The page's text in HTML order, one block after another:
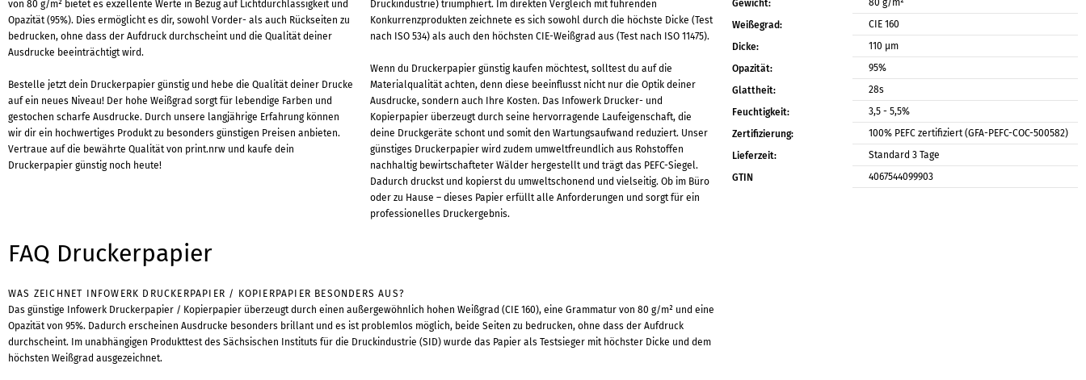
von 80 g/m² bietet es exzellente Werte in Bezug auf Lichtdurchlässigkeit und
Opazität (95%). Dies ermöglicht es dir, sowohl Vorder- als auch Rückseiten zu
bedrucken, ohne dass der Aufdruck durchscheint und die Qualität deiner
Ausdrucke beeinträchtigt wird.
Bestelle jetzt dein Druckerpapier günstig und hebe die Qualität deiner Drucke
auf ein neues Niveau! Der hohe Weißgrad sorgt für lebendige Farben und
gestochen scharfe Ausdrucke. Durch unsere langjährige Erfahrung können
wir dir ein hochwertiges Produkt zu besonders günstigen Preisen anbieten.
Vertraue auf die bewährte Qualität von print.nrw und kaufe dein
Druckerpapier günstig noch heute!
Druckindustrie) triumphiert. Im direkten Vergleich mit führenden
Konkurrenzprodukten zeichnete es sich sowohl durch die höchste Dicke (Test
nach ISO 534) als auch den höchsten CIE-Weißgrad aus (Test nach ISO 11475).
Wenn du Druckerpapier günstig kaufen möchtest, solltest du auf die
Materialqualität achten, denn diese beeinflusst nicht nur die Optik deiner
Ausdrucke, sondern auch Ihre Kosten. Das Infowerk Drucker- und
Kopierpapier überzeugt durch seine hervorragende Laufeigenschaft, die
deine Druckgeräte schont und somit den Wartungsaufwand reduziert. Unser
günstiges Druckerpapier wird zudem umweltfreundlich aus Rohstoffen
nachhaltig bewirtschafteter Wälder hergestellt und trägt das PEFC-Siegel.
Dadurch druckst und kopierst du umweltschonend und vielseitig. Ob im Büro
oder zu Hause – dieses Papier erfüllt alle Anforderungen und sorgt für ein
professionelles Druckergebnis.
Gewicht:
80 g/m²
Weißegrad:
CIE 160
Dicke:
110 μm
Opazität:
95%
Glattheit:
28s
Feuchtigkeit:
3,5 - 5,5%
Zertifizierung:
100% PEFC zertifiziert (GFA-PEFC-COC-500582)
Lieferzeit:
Standard 3 Tage
GTIN
4067544099903
FAQ Druckerpapier
WAS ZEICHNET INFOWERK DRUCKERPAPIER / KOPIERPAPIER BESONDERS AUS?
Das günstige Infowerk Druckerpapier / Kopierpapier überzeugt durch einen außergewöhnlich hohen Weißgrad (CIE 160), eine Grammatur von 80 g/m² und eine
Opazität von 95%. Dadurch erscheinen Ausdrucke besonders brillant und es ist problemlos möglich, beide Seiten zu bedrucken, ohne dass der Aufdruck
durchscheint. Im unabhängigen Produkttest des Sächsischen Instituts für die Druckindustrie (SID) wurde das Papier als Testsieger mit höchster Dicke und dem
höchsten Weißgrad ausgezeichnet.